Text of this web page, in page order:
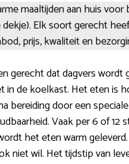
maaltijden aan huis
Elk soort gerecht
prijs, kwaliteit en
gerecht dat dagvers
in de koelkast. Het eten is
bereiding door een
Vaak per 6 of 12
het eten warm
niet wil. Het tijdstip van